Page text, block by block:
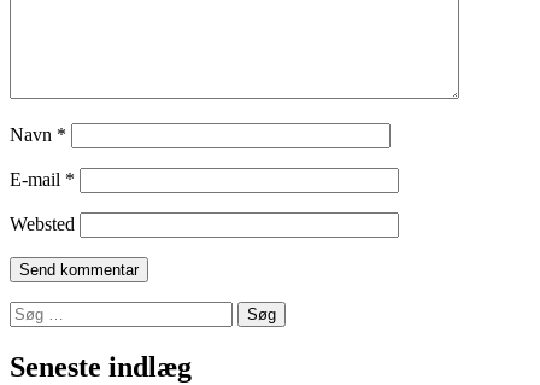
Navn *
E-mail *
Websted
Søg
efter:
Seneste indlæg